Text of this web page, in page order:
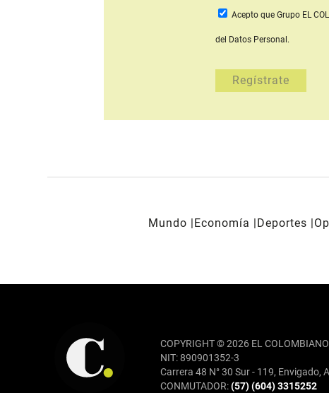
Acepto que Grupo EL
del Datos Personal.
Mundo Economía Deportes
COPYRIGHT © 2026 EL
NIT: 890901352-3
Carrera 48 N° 30 Sur - 119, Envigado,
CONMUTADOR:(57) (604) 3315252